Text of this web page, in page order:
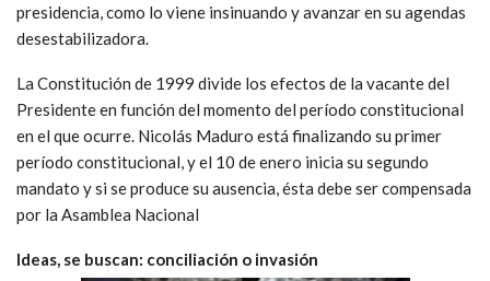
presidencia, como lo viene insinuando y avanzar en su agendas
desestabilizadora.
La Constitución de 1999 divide los efectos de la vacante del
Presidente en función del momento del período constitucional
en el que ocurre. Nicolás Maduro está finalizando su primer
período constitucional, y el 10 de enero inicia su segundo
mandato y si se produce su ausencia, ésta debe ser compensada
por la Asamblea Nacional
Ideas, se buscan: conciliación o invasión